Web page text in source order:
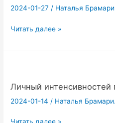
2024-01-27/ Наталья
«Заповедь»
Киплинг
во
времена
Читать далее »
Личный интенсивностей
2024-01-14 / Наталья
Личный